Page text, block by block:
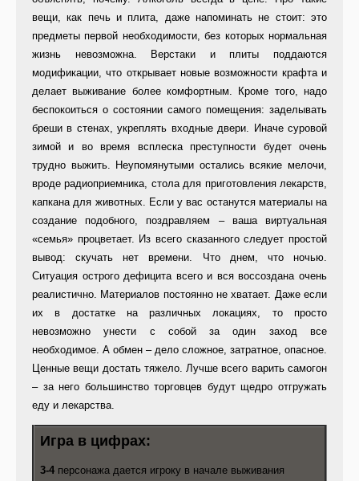
вещи, как печь и плита, даже напоминать не стоит: это
предметы первой необходимости, без которых нормальная
жизнь невозможна. Верстаки и плиты поддаются
модификации, что открывает новые возможности крафта и
делает выживание более комфортным. Кроме того, надо
беспокоиться о состоянии самого помещения: заделывать
бреши в стенах, укреплять входные двери. Иначе суровой
зимой и во время всплеска преступности будет очень
трудно выжить. Неупомянутыми остались всякие мелочи,
вроде радиоприемника, стола для приготовления лекарств,
капкана для животных. Если у вас останутся материалы на
создание подобного, поздравляем – ваша виртуальная
«семья» процветает. Из всего сказанного следует простой
вывод: скучать нет времени. Что днем, что ночью.
Ситуация острого дефицита всего и вся воссоздана очень
реалистично. Материалов постоянно не хватает. Даже если
их в достатке на различных локациях, то просто
невозможно унести с собой за один заход все
необходимое. А обмен – дело сложное, затратное, опасное.
Ценные вещи достать тяжело. Лучше всего варить самогон
– за него большинство торговцев будут щедро отгружать
еду и лекарства.
Игра в цифрах:
3-4 персонажа дается игроку в начале выживания